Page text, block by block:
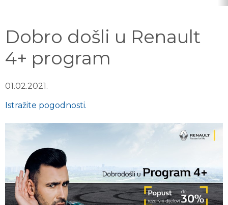
Dobro došli u Renault
4+ program
01.02.2021.
Istražite pogodnosti.